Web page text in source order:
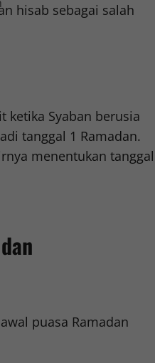
hisab sebagai salah
ketika Syaban berusia
tanggal 1 Ramadan.
menentukan tanggal
puasa Ramadan